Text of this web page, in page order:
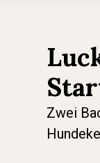
Zwei